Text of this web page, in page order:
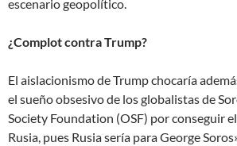
escenario geopolítico.
¿Complot contra Trump?
El aislacionismo de Trump chocaría
el sueño obsesivo de los globalistas de
Society Foundation (OSF) por conseguir
Rusia, pues Rusia sería para George